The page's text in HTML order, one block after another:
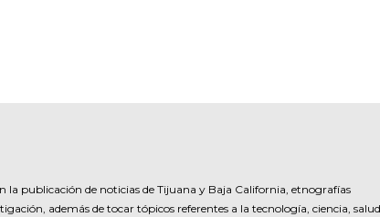
la publicación de noticias de Tijuana y Baja California, etnografías
además de tocar tópicos referentes a la tecnología, ciencia, salud